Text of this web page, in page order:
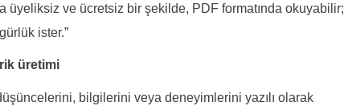
üyeliksiz ve ücretsiz bir şekilde, PDF formatında okuyabilir;
ister.”
üretimi
bilgilerini veya deneyimlerini yazılı olarak